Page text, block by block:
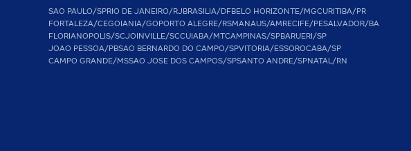
SAO PAULO/SPRIO DE JANEIRO/RJBRASILIA/DFBELO HORIZONTE/MGCURITIBA/PR
FORTALEZA/CEGOIANIA/GOPORTO ALEGRE/RSMANAUS/AMRECIFE/PESALVADOR/BA
FLORIANOPOLIS/SCJOINVILLE/SCCUIABA/MTCAMPINAS/SPBARUERI/SP
JOAO PESSOA/PBSAO BERNARDO DO CAMPO/SPVITORIA/ESSOROCABA/SP
CAMPO GRANDE/MSSAO JOSE DOS CAMPOS/SPSANTO ANDRE/SPNATAL/RN